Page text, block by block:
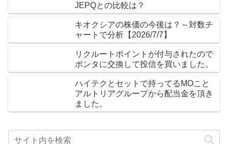
JEPQとの比較は？
キオクシアの株価の今後は？～対数チ
ャートで分析【2026/7/7】
リクルートポイントが付与されたので
ポンタに交換して投信を買いました。
ハイテクとセットで持ってるMOこと
アルトリアグループから配当金を頂き
ました。